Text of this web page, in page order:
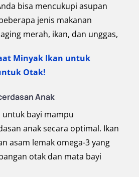
bisa mencukupi asupan
jenis makanan
merah, ikan, dan unggas,
Minyak Ikan untuk
Otak!
Anak
bayi mampu
anak secara optimal. Ikan
asam lemak omega-3 yang
otak dan mata bayi